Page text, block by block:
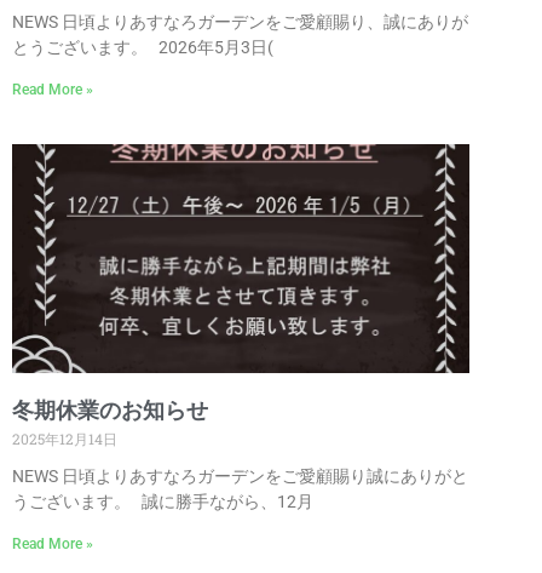
NEWS 日頃よりあすなろガーデンをご愛顧賜り、誠にありが
とうございます。 2026年5月3日(
Read More »
冬期休業のお知らせ
2025年12月14日
NEWS 日頃よりあすなろガーデンをご愛顧賜り誠にありがと
うございます。 誠に勝手ながら、12月
Read More »